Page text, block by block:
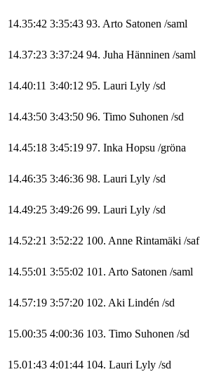
14.35:42 3:35:43 93. Arto Satonen /saml
14.37:23 3:37:24 94. Juha Hänninen /saml
14.40:11 3:40:12 95. Lauri Lyly /sd
14.43:50 3:43:50 96. Timo Suhonen /sd
14.45:18 3:45:19 97. Inka Hopsu /gröna
14.46:35 3:46:36 98. Lauri Lyly /sd
14.49:25 3:49:26 99. Lauri Lyly /sd
14.52:21 3:52:22 100. Anne Rintamäki /saf
14.55:01 3:55:02 101. Arto Satonen /saml
14.57:19 3:57:20 102. Aki Lindén /sd
15.00:35 4:00:36 103. Timo Suhonen /sd
15.01:43 4:01:44 104. Lauri Lyly /sd